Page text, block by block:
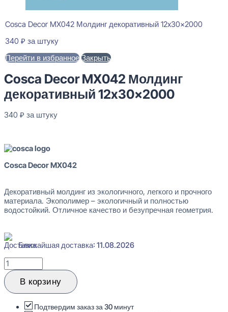
Cosca Decor MX042 Молдинг декоративный 12x30x2000
340 ₽ за штуку
Перейти в избранное Закрыть
Cosca Decor MX042 Молдинг
декоративный 12x30x2000
340 ₽ за штуку
Cosca Decor MX042
Декоративный молдинг из экологичного, легкого и прочного
материала. Экополимер – экологичный и полностью
водостойкий. Отличное качество и безупречная геометрия.
Ближайшая доставка: 11.08.2026
Количество
товара
Cosca
Decor
Молдинг
В корзину
Подтвердим заказ за 30 минут